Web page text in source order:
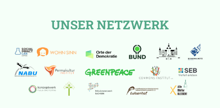
UNSER NETZWERK